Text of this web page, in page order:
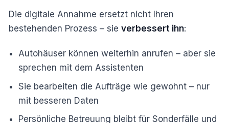
Die digitale Annahme ersetzt nicht Ihren
bestehenden Prozess – sie verbessert ihn:
Autohäuser können weiterhin anrufen – aber sie
sprechen mit dem Assistenten
Sie bearbeiten die Aufträge wie gewohnt – nur
mit besseren Daten
Persönliche Betreuung bleibt für Sonderfälle und